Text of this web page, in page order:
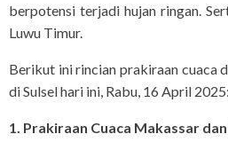
berpotensi terjadi hujan ringan.
Luwu Timur.
Berikut ini rincian prakiraan cuaca
di Sulsel hari ini, Rabu, 16 April 2025:
1. Prakiraan Cuaca Makassar